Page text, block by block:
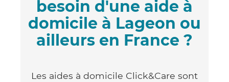
besoin d'une aide à
domicile à Lageon ou
ailleurs en France ?
Les aides à domicile Click&Care sont